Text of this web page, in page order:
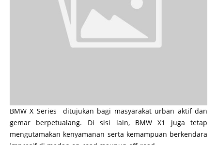
BMW X Series ditujukan bagi masyarakat urban aktif dan
gemar berpetualang. Di sisi lain, BMW X1 juga tetap
mengutamakan kenyamanan serta kemampuan berkendara